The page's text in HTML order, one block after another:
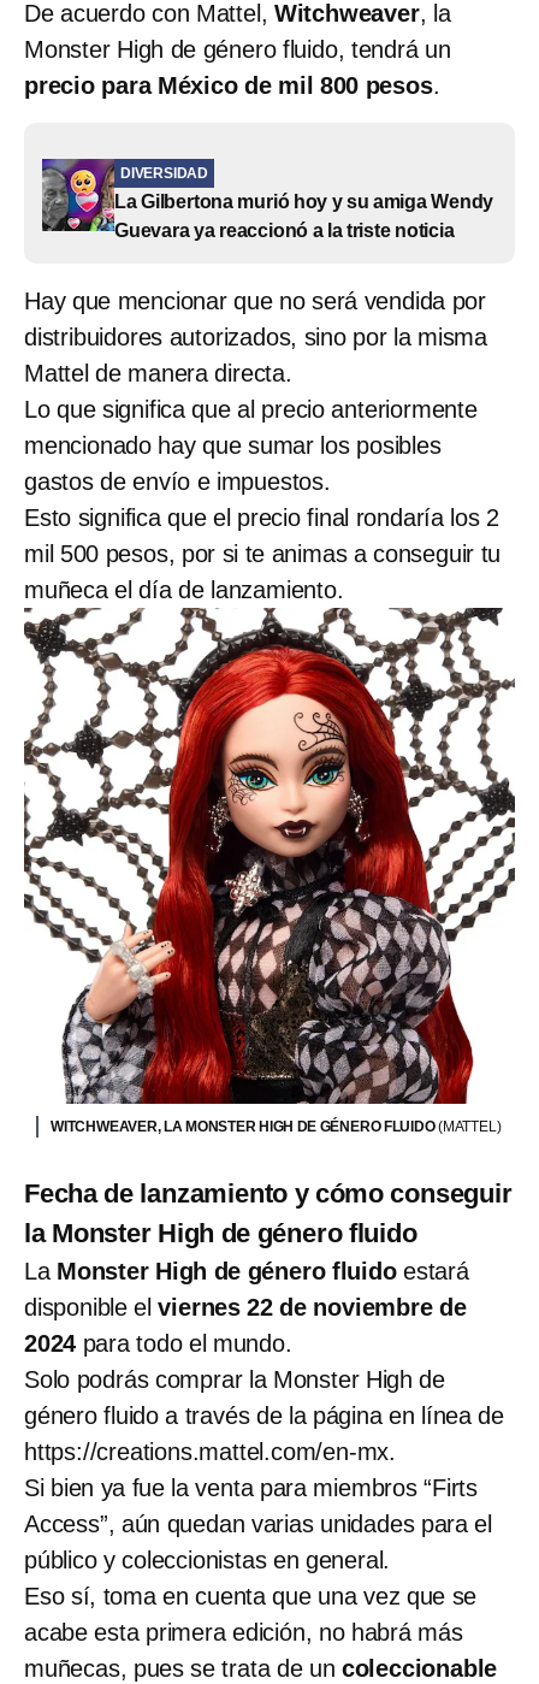
De acuerdo con Mattel, Witchweaver, la
Monster High de género fluido, tendrá un
precio para México de mil 800 pesos.
DIVERSIDAD
La Gilbertona murió hoy y su amiga Wendy
Guevara ya reaccionó a la triste noticia
Hay que mencionar que no será vendida por
distribuidores autorizados, sino por la misma
Mattel de manera directa.
Lo que significa que al precio anteriormente
mencionado hay que sumar los posibles
gastos de envío e impuestos.
Esto significa que el precio final rondaría los 2
mil 500 pesos, por si te animas a conseguir tu
muñeca el día de lanzamiento.
WITCHWEAVER, LA MONSTER HIGH DE GÉNERO FLUIDO(MATTEL)
Fecha de lanzamiento y cómo conseguir
la Monster High de género fluido
La Monster High de género fluidoestará
disponible elviernes 22 de noviembre de
2024 para todo el mundo.
Solo podrás comprar la Monster High de
género fluido a través de la página en línea de
https://creations.mattel.com/en-mx.
Si bien ya fue la venta para miembros “Firts
Access”, aún quedan varias unidades para el
público y coleccionistas en general.
Eso sí, toma en cuenta que una vez que se
acabe esta primera edición, no habrá más
muñecas, pues se trata de un coleccionable